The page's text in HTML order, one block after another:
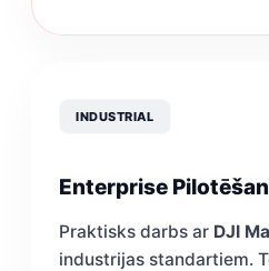
INDUSTRIAL
Enterprise
Praktisks darbs ar DJI
industrijas standartiem.